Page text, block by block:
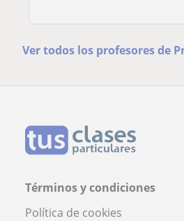
Ver todos los profesores de
Términos y condiciones
Política de cookies